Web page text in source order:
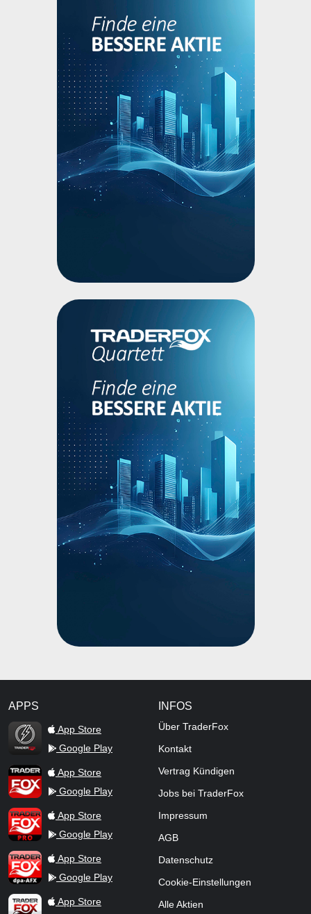
APPS
TraderFox Flash
App Store
Google Play
TraderFox AppApp Store
Google Play
TraderFox ProApp Store
Google Play
TraderFox dpa-AFX ProFeed
App Store
Google Play
TraderFox Live Trading
App Store
INFOS
Über TraderFox
Kontakt
Vertrag Kündigen
Jobs bei TraderFox
Impressum
AGB
Datenschutz
Cookie-Einstellungen
Alle Aktien